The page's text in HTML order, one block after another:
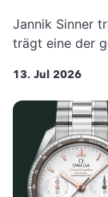
Jannik Sinner
trägt eine der
13. Jul 2026